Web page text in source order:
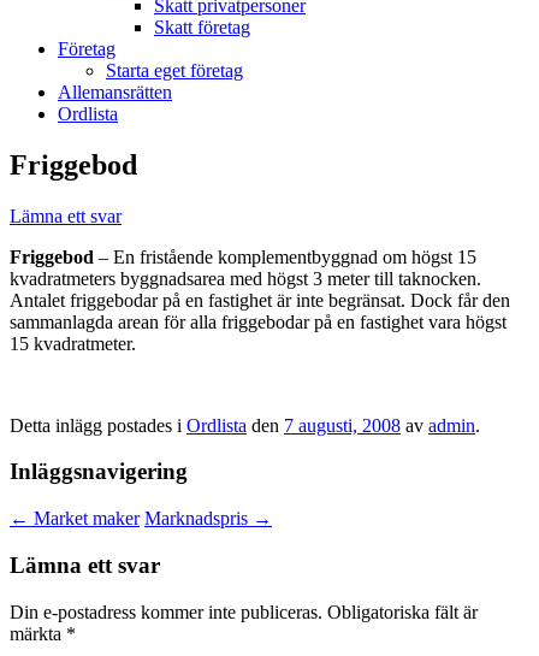
Skatt privatpersoner
Skatt företag
Företag
Starta eget företag
Allemansrätten
Ordlista
Friggebod
Lämna ett svar
Friggebod – En fristående komplementbyggnad om högst 15
kvadratmeters byggnadsarea med högst 3 meter till taknocken.
Antalet friggebodar på en fastighet är inte begränsat. Dock får den
sammanlagda arean för alla friggebodar på en fastighet vara högst
15 kvadratmeter.
Detta inlägg postades i Ordlista den 7 augusti, 2008 av admin.
Inläggsnavigering
← Market maker Marknadspris →
Lämna ett svar
Din e-postadress kommer inte publiceras. Obligatoriska fält är
märkta *